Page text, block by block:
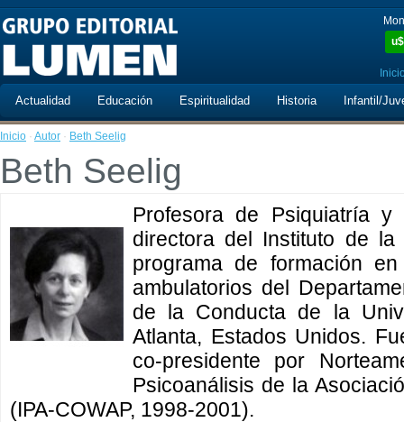
u$
Actualidad Educación Espiritualidad Historia Infantil/
Inicio · Autor · Beth Seelig
Beth Seelig
Profesora de Psiquiatría
directora del Instituto de
programa de formación
ambulatorios del
de la Conducta de la
Atlanta, Estados Unidos.
co-presidente por
Psicoanálisis de la
(IPA-COWAP, 1998-2001).